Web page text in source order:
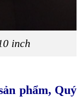
inch
phẩm, Quý